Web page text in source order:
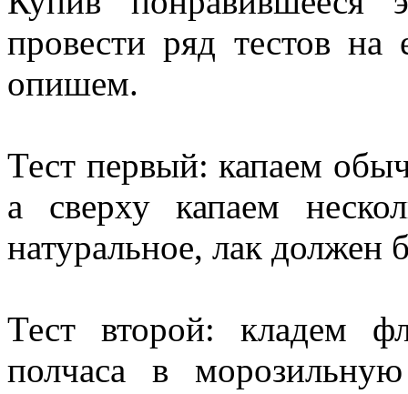
провести ряд тестов
опишем.
Тест первый: капаем
а сверху капаем
натуральное, лак должен
Тест второй: кладем
полчаса в